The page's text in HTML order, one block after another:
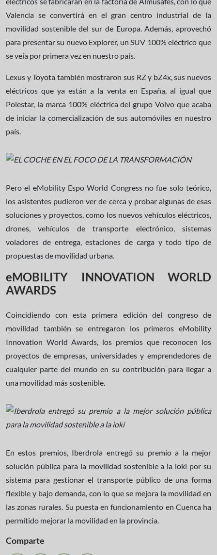
Valencia se convertirá en el gran centro industrial de la
movilidad sostenible del sur de Europa. Además, aprovechó
para presentar su nuevo Explorer, un SUV 100% eléctrico que
se veía por primera vez en nuestro país.
Lexus y Toyota también mostraron sus RZ y bZ4x, sus nuevos
eléctricos que ya están a la venta en España, al igual que
Polestar, la marca 100% eléctrica del grupo Volvo que acaba
de iniciar la comercialización de sus automóviles en nuestro
país.
Pero el eMobility Espo World Congress no fue solo teórico,
los asistentes pudieron ver de cerca y probar algunas de esas
soluciones y proyectos, como los nuevos vehículos eléctricos,
drones, vehículos de transporte electrónico, sistemas
voladores de entrega, estaciones de carga y todo tipo de
propuestas de movilidad urbana.
eMOBILITY INNOVATION WORLD
AWARDS
Coincidiendo con esta primera edición del congreso de
movilidad también se entregaron los primeros eMobility
Innovation World Awards, los premios que reconocen los
proyectos de empresas, universidades y emprendedores de
cualquier parte del mundo en su contribución para llegar a
una movilidad más sostenible.
En estos premios, Iberdrola entregó su premio a la mejor
solución pública para la movilidad sostenible a la ioki por su
sistema para gestionar el transporte público de una forma
flexible y bajo demanda, con lo que se mejora la movilidad en
las zonas rurales. Su puesta en funcionamiento en Cuenca ha
permitido mejorar la movilidad en la provincia.
Comparte